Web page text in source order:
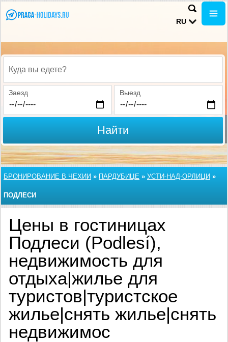
RU
Куда вы едете?
Заезд Выезд
Найти
БРОНИРОВАНИЕ В ЧЕХИИ » ПАРДУБИЦЕ » УСТИ-НАД-ОРЛИЦИ »
ПОДЛЕСИ
Цены в гостиницах
Подлеси (Podlesí),
недвижимость для
отдыха|жилье для
туристов|туристское
жилье|снять жилье|снять
недвижимос